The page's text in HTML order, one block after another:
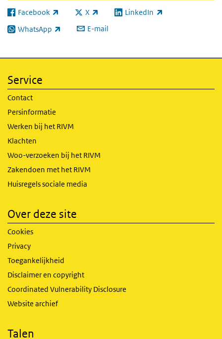
Facebook
(externe link) X
(externe link) LinkedIn
(externe link)
WhatsApp
(externe link) E-mail
Service
Contact
Persinformatie
Werken bij het RIVM
Klachten
Woo-verzoeken bij het RIVM
Zakendoen met het RIVM
Huisregels sociale media
Over deze site
Cookies
Privacy
Toegankelijkheid
Disclaimer en copyright
Coordinated Vulnerability Disclosure
Website archief
Talen